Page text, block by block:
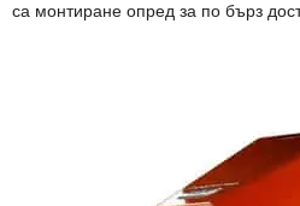
са монтиране опред за по бърз